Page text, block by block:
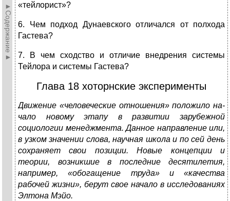
►Содержание►
«тейлорист»?
6. Чем подход Дунаевского отличался от полхода
Гастева?
7. В чем сходство и отличие внедрения системы
Тейлора и систе­мы Гастева?
Глава 18 хоторнские эксперименты
Движение «человеческие отношения» положило на­
чало новому этапу в развитии зарубежной
социологии менеджмента. Данное направление или,
в узком значе­нии слова, научная школа и по сей день
сохраняет свои позиции. Новые концепции и
теории, возникшие в пос­ледние десятилетия,
например, «обогащение труда» и «качества
рабочей жизни», берут свое начало в иссле­дованиях
Элтона Мэйо.